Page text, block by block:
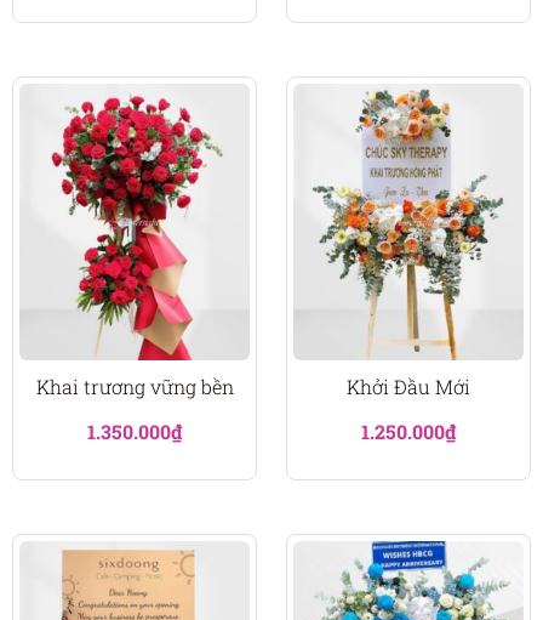
Khai trương vững bền
1.350.000₫
Khởi Đầu Mới
1.250.000₫